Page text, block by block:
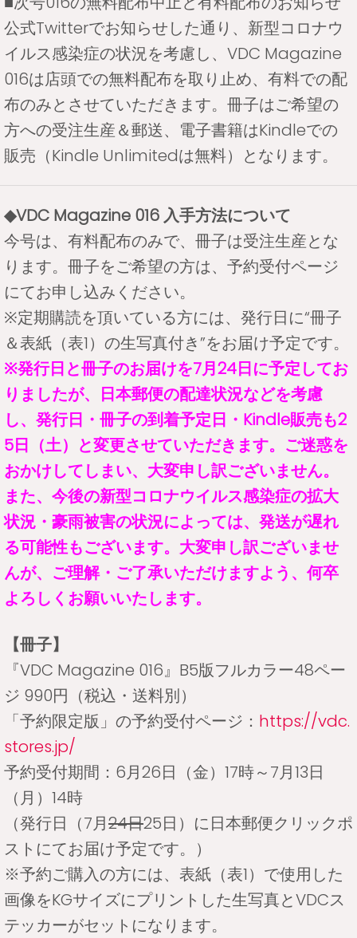
公式Twitterでお知らせした通り、新型コロナウ
イルス感染症の状況を考慮し、VDC Magazine
016は店頭での無料配布を取り止め、有料での配
布のみとさせていただきます。冊子はご希望の
方への受注生産＆郵送、電子書籍はKindleでの
販売（Kindle Unlimitedは無料）となります。
◆VDC Magazine 016 入手方法について
今号は、有料配布のみで、冊子は受注生産とな
ります。冊子をご希望の方は、予約受付ページ
にてお申し込みください。
※定期購読を頂いている方には、発行日に“冊子
＆表紙（表1）の生写真付き”をお届け予定です。
※発行日と冊子のお届けを7月24日に予定してお
りましたが、日本郵便の配達状況などを考慮
し、発行日・冊子の到着予定日・Kindle販売も2
5日（土）と変更させていただきます。ご迷惑を
おかけしてしまい、大変申し訳ございません。
また、今後の新型コロナウイルス感染症の拡大
状況・豪雨被害の状況によっては、発送が遅れ
る可能性もございます。大変申し訳ございませ
んが、ご理解・ご了承いただけますよう、何卒
よろしくお願いいたします。
【冊子】
『VDC Magazine 016』B5版フルカラー48ペー
ジ 990円（税込・送料別）
「予約限定版」の予約受付ページ： https://vdc.
stores.jp/
予約受付期間：6月26日（金）17時～7月13日
（月）14時
（発行日（7月24日25日）に日本郵便クリックポ
ストにてお届け予定です。）
※予約ご購入の方には、表紙（表1）で使用した
画像をKGサイズにプリントした生写真とVDCス
テッカーがセットになります。